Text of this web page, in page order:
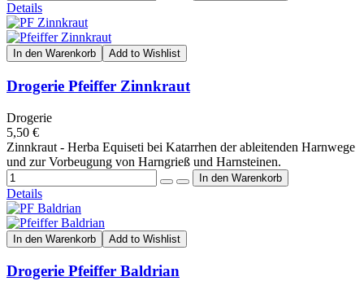
Details
In den Warenkorb Add to Wishlist
Drogerie Pfeiffer Zinnkraut
Drogerie
5,50 €
Zinnkraut - Herba Equiseti bei Katarrhen der ableitenden Harnwege
und zur Vorbeugung von Harngrieß und Harnsteinen.
Details
In den Warenkorb Add to Wishlist
Drogerie Pfeiffer Baldrian